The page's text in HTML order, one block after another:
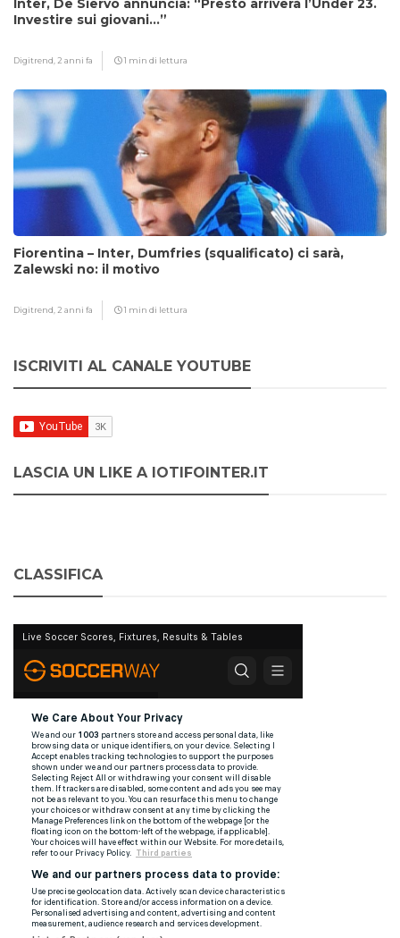
Inter, De Siervo annuncia: “Presto arriverà l’Under 23.
Investire sui giovani…”
Digitrend, 2 anni fa 1 min di lettura
Fiorentina – Inter, Dumfries (squalificato) ci sarà,
Zalewski no: il motivo
Digitrend, 2 anni fa 1 min di lettura
ISCRIVITI AL CANALE YOUTUBE
LASCIA UN LIKE A IOTIFOINTER.IT
CLASSIFICA